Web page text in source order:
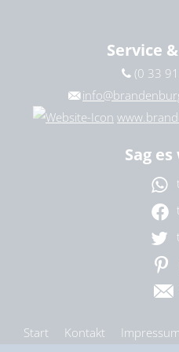
Service
(0 33
Sag
Start Kontakt Impressum